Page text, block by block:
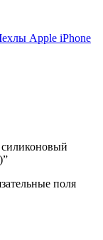
Apple iPhone
силиконовый
поля